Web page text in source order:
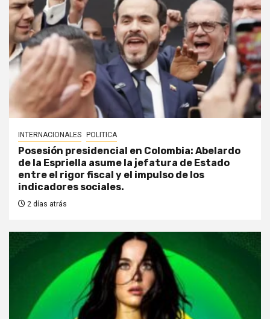
INTERNACIONALES POLITICA
Posesión presidencial en Colombia: Abelardo
de la Espriella asume la jefatura de Estado
entre el rigor fiscal y el impulso de los
indicadores sociales.
2 días atrás